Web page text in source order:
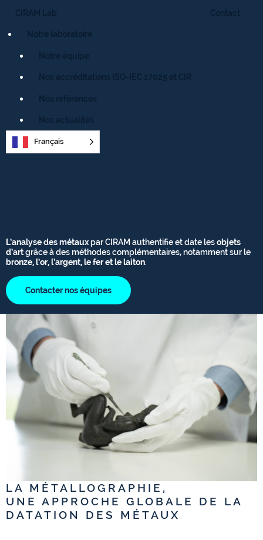
CIRAM Lab
Notre laboratoire
Notre équipe
Nos accréditations ISO-IEC 17025 et CIR
Nos références
Nos actualités
Contact
Français
L’analyse des métauxpar CIRAM authentifie et date lesobjets
d’artgrâce à des méthodes complémentaires, notamment sur le
bronze, l’or, l’argent, le fer et le laiton.
Contacter nos équipes
LA MÉTALLOGRAPHIE,
UNE APPROCHE GLOBALE DE LA
DATATION DES MÉTAUX